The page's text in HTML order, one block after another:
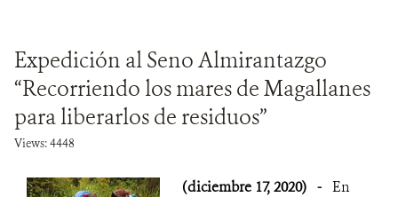
Expedición al Seno Almirantazgo
“Recorriendo los mares de Magallanes
para liberarlos de residuos”
Views: 4448
(diciembre 17, 2020) - En